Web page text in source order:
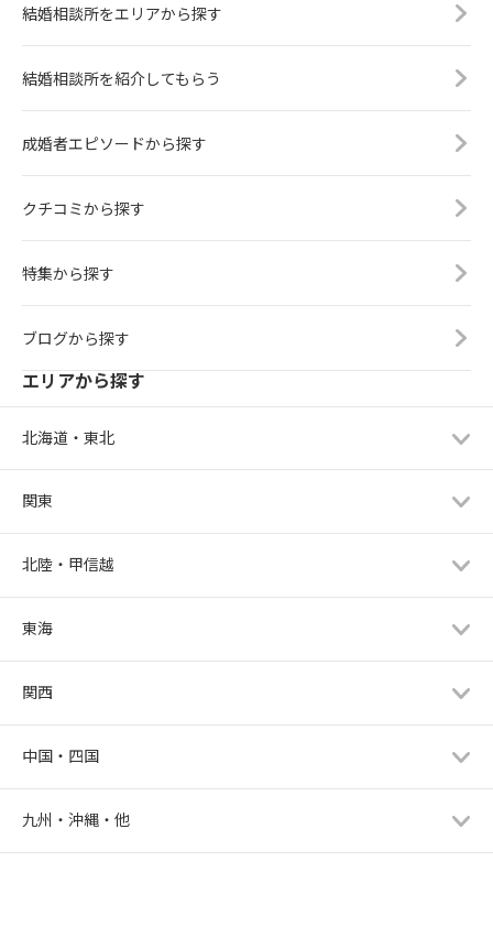
結婚相談所をエリアから探す
結婚相談所を紹介してもらう
成婚者エピソードから探す
クチコミから探す
特集から探す
ブログから探す
エリアから探す
北海道・東北
関東
北陸・甲信越
東海
関西
中国・四国
九州・沖縄・他